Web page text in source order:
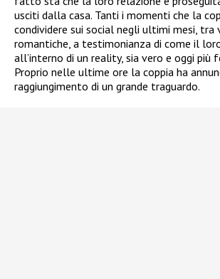
usciti dalla casa. Tanti i momenti che la
condividere sui social negli ultimi mesi, tra
romantiche, a testimonianza di come il
all’interno di un reality, sia vero e oggi più
Proprio nelle ultime ore la coppia ha
raggiungimento di un grande traguardo.